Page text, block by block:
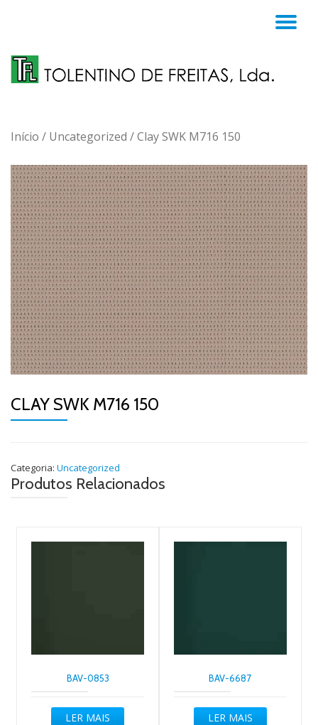
content
Início / Uncategorized / Clay SWK M716 150
CLAY SWK M716 150
Categoria: Uncategorized
Produtos Relacionados
BAV-0853
LER MAIS
BAV-6687
LER MAIS